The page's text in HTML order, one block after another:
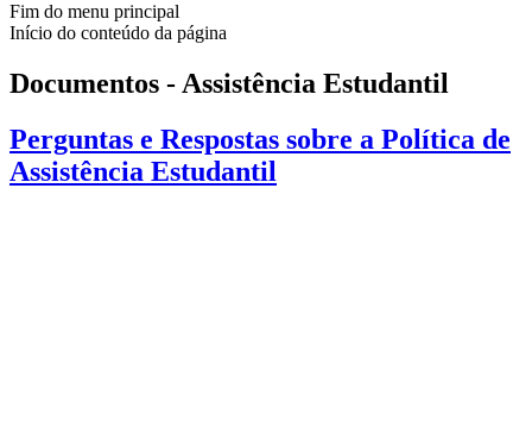
Fim do menu principal
Início do conteúdo da página
Documentos - Assistência Estudantil
Perguntas e Respostas sobre a Política de
Assistência Estudantil